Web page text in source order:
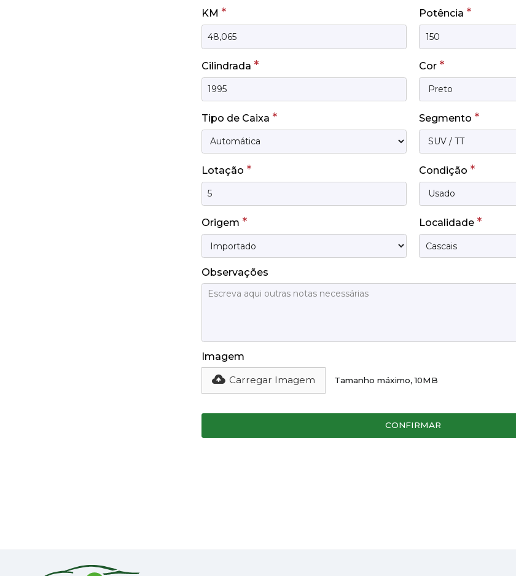
KM * Potência *
Cilindrada * Cor *
Tipo de Caixa * Segmento *
Lotação * Condição *
Origem * Localidade *
Observações
Imagem
Carregar Imagem Tamanho máximo, 10MB